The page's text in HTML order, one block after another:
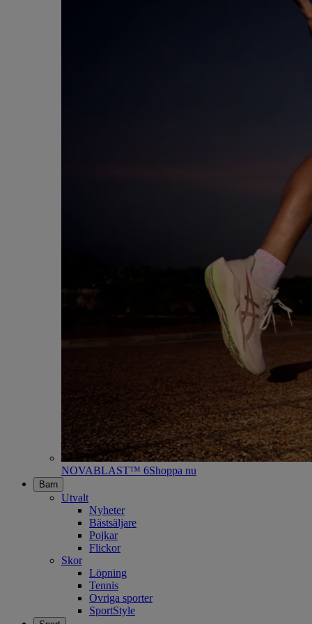
NOVABLAST™ 6Shoppa nu
Barn
Utvalt
Nyheter
Bästsäljare
Pojkar
Flickor
Skor
Löpning
Tennis
Ovriga sporter
SportStyle